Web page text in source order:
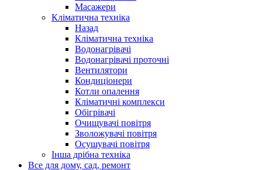
Масажери
Кліматична техніка
Назад
Кліматична техніка
Водонагрівачі
Водонагрівачі проточні
Вентилятори
Кондиціонери
Котли опалення
Кліматичні комплекси
Обігрівачі
Очищувачі повітря
Зволожувачі повітря
Осушувачі повітря
Інша дрібна техніка
Все для дому, сад, ремонт